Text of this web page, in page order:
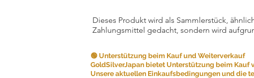
Dieses Produkt wird als Sammlerstück,
Zahlungsmittel gedacht, sondern wird
🟢 Unterstützung beim Kauf und Weiterverkauf
GoldSilverJapan bietet Unterstützung beim
Unsere aktuellen Einkaufsbedingungen und die